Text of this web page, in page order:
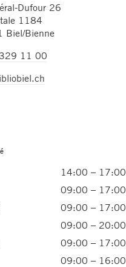
Dufour 26
1184
Biel/Bienne
11 00
14:00 – 17:00
09:00 – 17:00
09:00 – 17:00
09:00 – 20:00
09:00 – 17:00
09:00 – 16:00